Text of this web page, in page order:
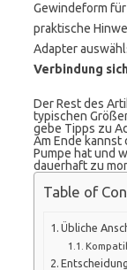
Gewindeform
praktische
Adapter
Verbindung
Der Rest des
typischen
gebe Tipps zu
Am Ende
Pumpe hat und
dauerhaft zu
Table of
Übliche